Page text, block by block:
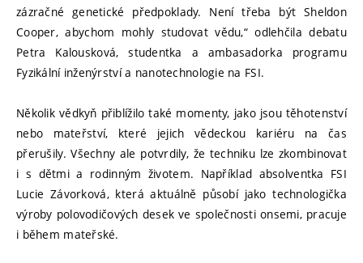
zázračné genetické předpoklady. Není třeba být Sheldon
Cooper, abychom mohly studovat vědu,“ odlehčila debatu
Petra Kalousková, studentka a ambasadorka programu
Fyzikální inženýrství a nanotechnologie na FSI.
Několik vědkyň přiblížilo také momenty, jako jsou těhotenství
nebo mateřství, které jejich vědeckou kariéru na čas
přerušily. Všechny ale potvrdily, že techniku lze zkombinovat
i s dětmi a rodinným životem. Například absolventka FSI
Lucie Závorková, která aktuálně působí jako technologička
výroby polovodičových desek ve společnosti onsemi, pracuje
i během mateřské.